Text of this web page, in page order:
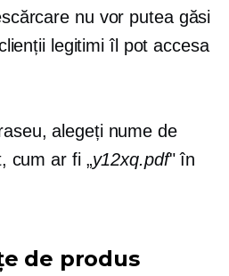
nu vor putea găsi
legitimi îl pot accesa
alegeți nume de
cum ar fi „y12xq.pdf" în
de produs